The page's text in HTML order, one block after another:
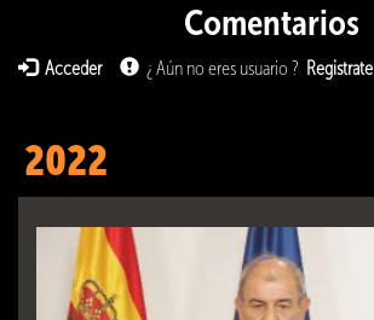
Comentarios
Acceder ¿ Aún no eres usuario ? Registrate
2022